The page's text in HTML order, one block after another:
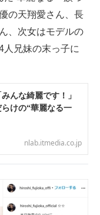
の天翔愛さん、長
、次女はモデルの
人兄妹の末っ子に
んな綺麗です！」
けの“華麗なる一
nlab.itmedia.co.jp